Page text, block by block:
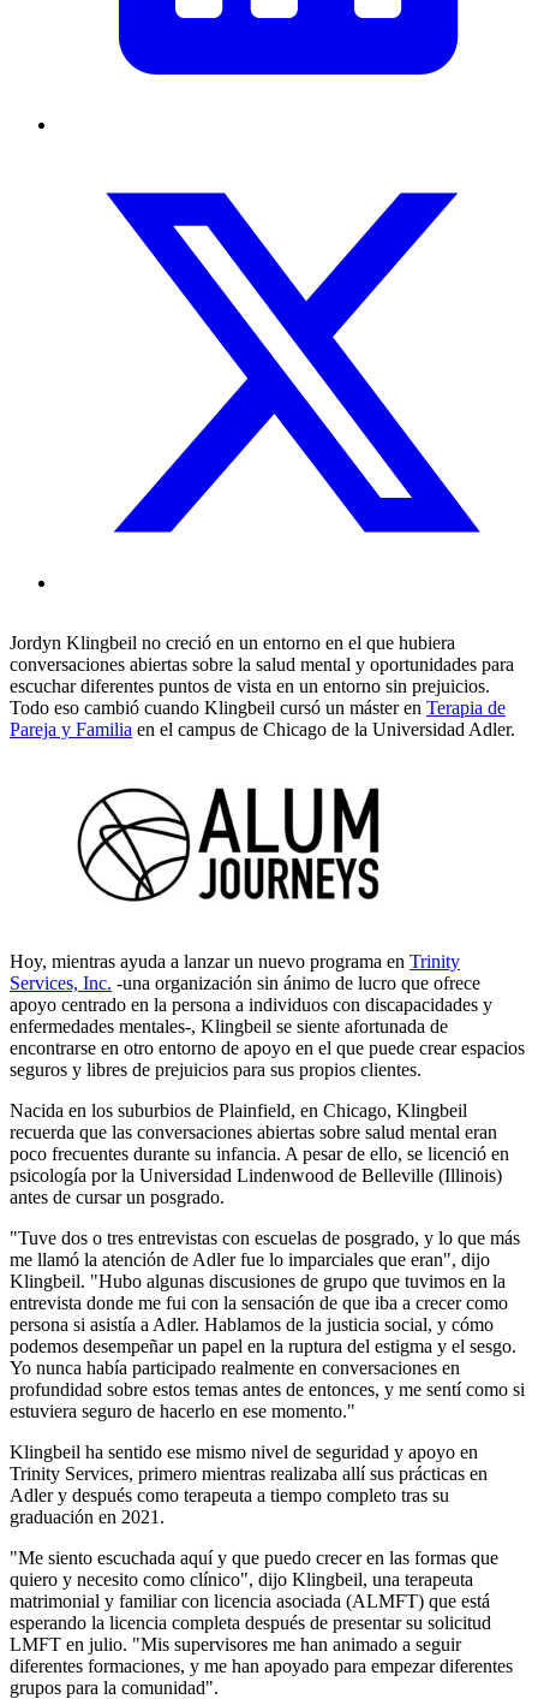
Jordyn Klingbeil no creció en un entorno en el que hubiera
conversaciones abiertas sobre la salud mental y oportunidades para
escuchar diferentes puntos de vista en un entorno sin prejuicios.
Todo eso cambió cuando Klingbeil cursó un máster en Terapia de
Pareja y Familia en el campus de Chicago de la Universidad Adler.
Hoy, mientras ayuda a lanzar un nuevo programa en Trinity
Services, Inc. -una organización sin ánimo de lucro que ofrece
apoyo centrado en la persona a individuos con discapacidades y
enfermedades mentales-, Klingbeil se siente afortunada de
encontrarse en otro entorno de apoyo en el que puede crear espacios
seguros y libres de prejuicios para sus propios clientes.
Nacida en los suburbios de Plainfield, en Chicago, Klingbeil
recuerda que las conversaciones abiertas sobre salud mental eran
poco frecuentes durante su infancia. A pesar de ello, se licenció en
psicología por la Universidad Lindenwood de Belleville (Illinois)
antes de cursar un posgrado.
"Tuve dos o tres entrevistas con escuelas de posgrado, y lo que más
me llamó la atención de Adler fue lo imparciales que eran", dijo
Klingbeil. "Hubo algunas discusiones de grupo que tuvimos en la
entrevista donde me fui con la sensación de que iba a crecer como
persona si asistía a Adler. Hablamos de la justicia social, y cómo
podemos desempeñar un papel en la ruptura del estigma y el sesgo.
Yo nunca había participado realmente en conversaciones en
profundidad sobre estos temas antes de entonces, y me sentí como si
estuviera seguro de hacerlo en ese momento."
Klingbeil ha sentido ese mismo nivel de seguridad y apoyo en
Trinity Services, primero mientras realizaba allí sus prácticas en
Adler y después como terapeuta a tiempo completo tras su
graduación en 2021.
"Me siento escuchada aquí y que puedo crecer en las formas que
quiero y necesito como clínico", dijo Klingbeil, una terapeuta
matrimonial y familiar con licencia asociada (ALMFT) que está
esperando la licencia completa después de presentar su solicitud
LMFT en julio. "Mis supervisores me han animado a seguir
diferentes formaciones, y me han apoyado para empezar diferentes
grupos para la comunidad".